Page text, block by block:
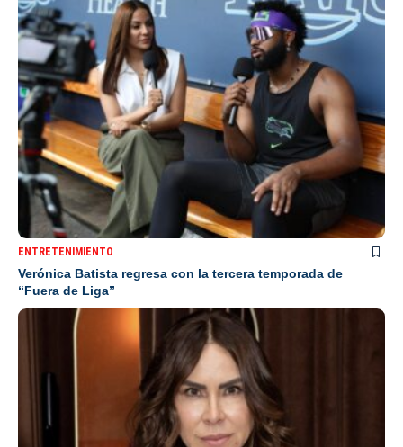
ENTRETENIMIENTO
Verónica Batista regresa con la tercera temporada de
“Fuera de Liga”